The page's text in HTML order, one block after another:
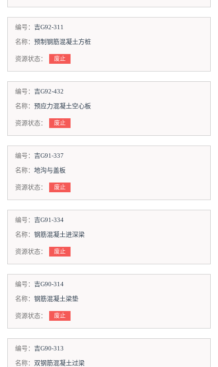
编号： 吉G92-311
名称： 预制钢筋混凝土方桩
资源状态： 废止
编号： 吉G92-432
名称： 预应力混凝土空心板
资源状态： 废止
编号： 吉G91-337
名称： 地沟与盖板
资源状态： 废止
编号： 吉G91-334
名称： 钢筋混凝土进深梁
资源状态： 废止
编号： 吉G90-314
名称： 钢筋混凝土梁垫
资源状态： 废止
编号： 吉G90-313
名称： 双钢筋混凝土过梁